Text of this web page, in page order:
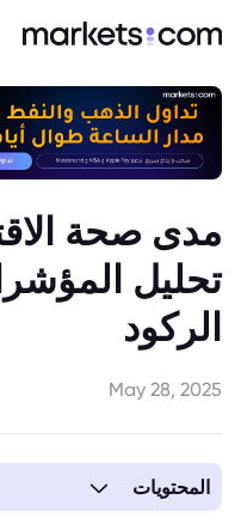
مدى صحة
تحليل
الركود
May 28, 2025
المحتويات